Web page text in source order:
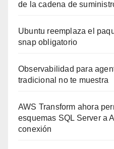
de la cadena de
Ubuntu reemplaza el
snap obligatorio
Observabilidad para
tradicional no te muestra
AWS Transform ahora
esquemas SQL Server a
conexión